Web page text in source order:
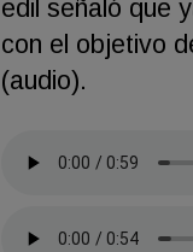
edil señaló que
con el objetivo
(audio).